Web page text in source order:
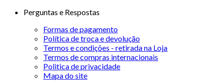
Perguntas e Respostas
Formas de pagamento
Política de troca e devolução
Termos e condições - retirada na Loja
Termos de compras internacionais
Politica de privacidade
Mapa do site